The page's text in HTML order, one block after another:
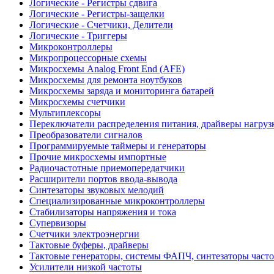
Логические - Регистры сдвига
Логические - Регистры-защелки
Логические - Счетчики, Делители
Логические - Триггеры
Микроконтроллеры
Микропроцессорные схемы
Микросхемы Analog Front End (AFE)
Микросхемы для ремонта ноутбуков
Микросхемы заряда и мониторинга батарей
Микросхемы счетчики
Мультиплексоры
Переключатели распределения питания, драйверы
Преобразователи сигналов
Программируемые таймеры и генераторы
Прочие микросхемы импортные
Радиочастотные приемопередатчики
Расширители портов ввода-вывода
Синтезаторы звуковых мелодий
Специализированные микроконтроллеры
Стабилизаторы напряжения и тока
Супервизоры
Счетчики электроэнергии
Тактовые буферы, драйверы
Тактовые генераторы, системы ФАПЧ, синтезаторы
Усилители низкой частоты